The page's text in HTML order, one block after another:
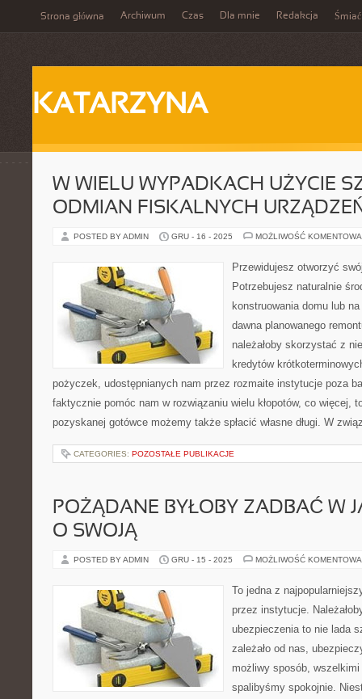
Strona główna Archiwum Czas Dla mnie Redakcja Śmiać
KATARZYNA
W WIELU WYPADKACH UŻYCIE
ODMIAN FISKALNYCH
POSTED BY ADMIN GRU - 16 - 2025 MOŻLIWOŚĆ
Przewidujesz otworzyć
Potrzebujesz naturalnie
konstruowania domu lub
dawna planowanego
należałoby skorzystać z
kredytów
pożyczek, udostępnianych nam przez rozmaite instytucje poza
faktycznie pomóc nam w rozwiązaniu wielu kłopotów, co więcej,
pozyskanej gotówce możemy także spłacić własne długi. W
CATEGORIES: POZOSTAŁE PUBLIKACJE
POŻĄDANE BYŁOBY ZADBAĆ W
O SWOJĄ
POSTED BY ADMIN GRU - 15 - 2025 MOŻLIWOŚĆ
To jedna z
przez instytucje.
ubezpieczenia to nie lada
zależało od nas,
możliwy sposób,
spalibyśmy spokojnie.